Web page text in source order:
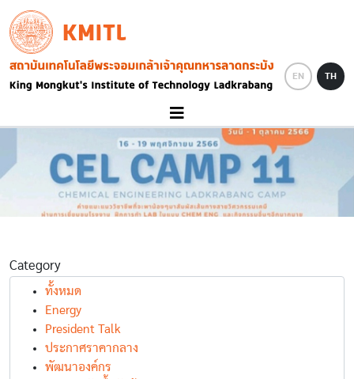
Skip to main content
KMITL
Image
EN TH
Category
ทั้งหมด
Energy
President Talk
ประกาศราคากลาง
พัฒนาองค์กร